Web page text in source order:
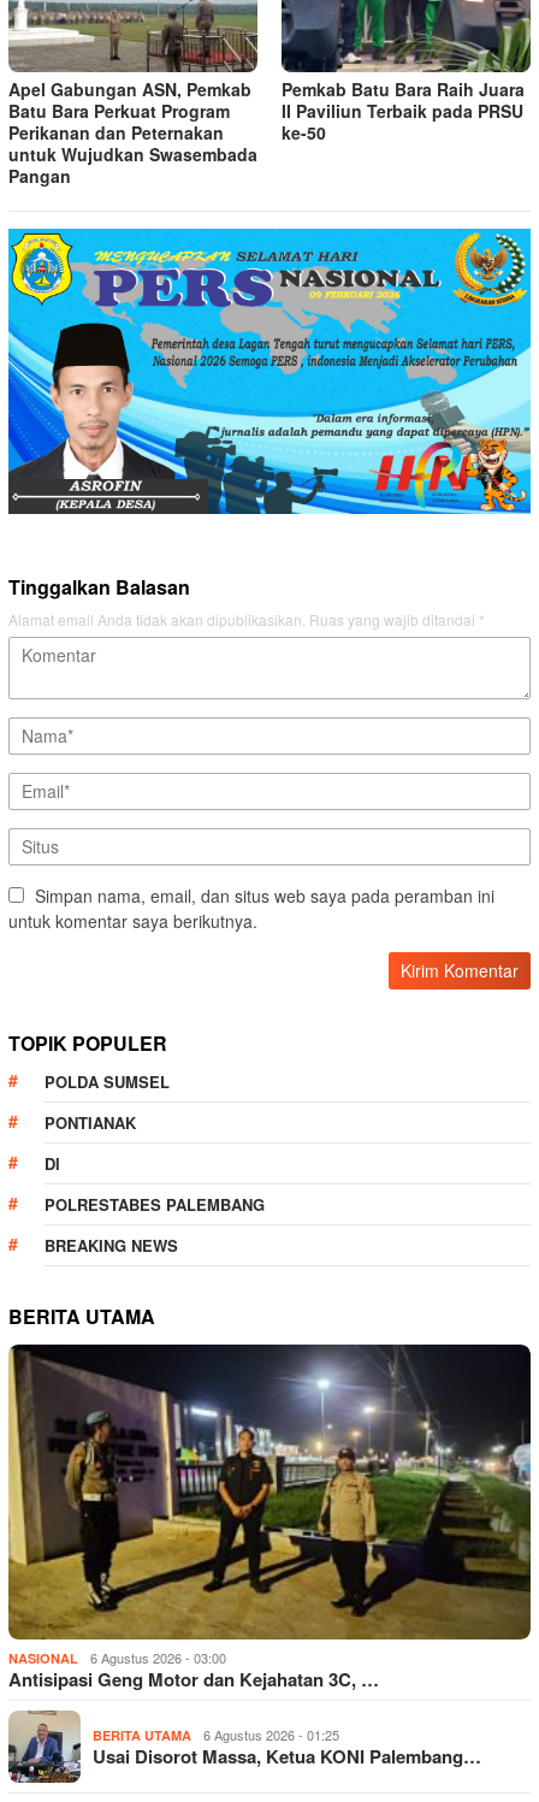
Apel Gabungan ASN, Pemkab
Batu Bara Perkuat Program
Perikanan dan Peternakan
untuk Wujudkan Swasembada
Pangan
Pemkab Batu Bara Raih Juara
II Paviliun Terbaik pada PRSU
ke-50
Tinggalkan Balasan
Alamat email Anda tidak akan dipublikasikan. Ruas yang wajib ditandai *
Simpan nama, email, dan situs web saya pada peramban ini
untuk komentar saya berikutnya.
TOPIK POPULER
POLDA SUMSEL
PONTIANAK
DI
POLRESTABES PALEMBANG
BREAKING NEWS
BERITA UTAMA
NASIONAL 6 Agustus 2026 - 03:00
Antisipasi Geng Motor dan Kejahatan 3C, …
BERITA UTAMA 6 Agustus 2026 - 01:25
Usai Disorot Massa, Ketua KONI Palembang…